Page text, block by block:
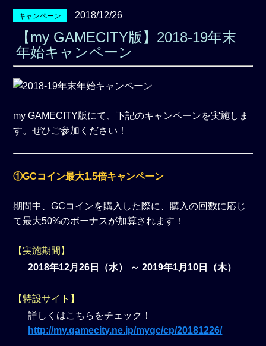
キャンペーン 2018/12/26
【my GAMECITY版】2018-19年末
年始キャンペーン
my GAMECITY版にて、下記のキャンペーンを実施しま
す。ぜひご参加ください！
①GCコイン最大1.5倍キャンペーン
期間中、GCコインを購入した際に、購入の回数に応じ
て最大50%のボーナスが加算されます！
【実施期間】
2018年12月26日（水） ～ 2019年1月10日（木）
【特設サイト】
詳しくはこちらをチェック！
http://my.gamecity.ne.jp/mygc/cp/20181226/